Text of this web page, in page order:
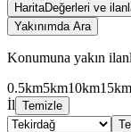
HaritaDeğerleri ve
Yakınımda Ara
Konumuna yakın
0.5km5km10km15km
İl Temizle